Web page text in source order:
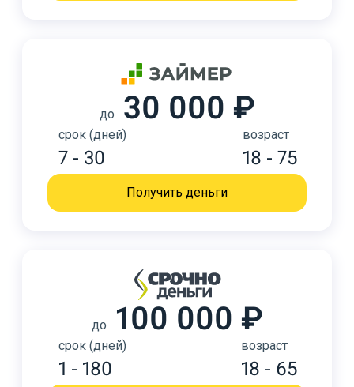
до 30 000 ₽
срок (дней)
7 - 30
возраст
18 - 75
Получить деньги
до 100 000 ₽
срок (дней)
1 - 180
возраст
18 - 65